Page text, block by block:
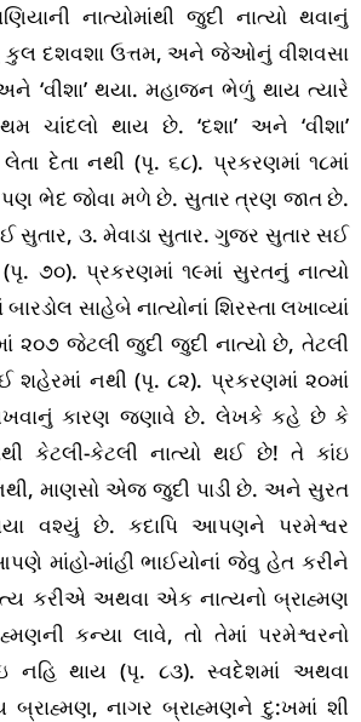
નાત્યોમાંથી જુદી નાત્યો થવાનું
દશવશા ઉત્તમ, અને જેઓનું વીશવસા
‘વીશા’ થયા. મહાજન ભેળું થાય ત્યારે
ચાંદલો થાય છે. ‘દશા’ અને ‘વીશા’
દેતા નથી (પૃ. ૬૮). પ્રકરણમાં ૧૮માં
પણ ભેદ જોવા મળે છે. સુતાર ત્રણ જાત છે.
સુતાર, ૩. મેવાડા સુતાર. ગુજર સુતાર સઈ
૭૦). પ્રકરણમાં ૧૯માં સુરતનું નાત્યો
સાહેબે નાત્યોનાં શિરસ્તા લખાવ્યાં
૨૦૭ જેટલી જુદી જુદી નાત્યો છે, તેટલી
શહેરમાં નથી (પૃ. ૮૨). પ્રકરણમાં ૨૦માં
કારણ જણાવે છે. લેખકે કહે છે કે
કેટલી-કેટલી નાત્યો થઈ છે! તે કાંઇ
નથી, માણસો એજ જુદી પાડી છે. અને સુરત
વશ્યું છે. કદાપિ આપણને પરમેશ્વર
માંહો-માંહી ભાઈયોનાં જેવુ હેત કરીને
કરીએ અથવા એક નાત્યનો બ્રાહ્મણ
કન્યા લાવે, તો તેમાં પરમેશ્વરનો
નહિ થાય (પૃ. ૮૩). સ્વદેશમાં અથવા
નાગર બ્રાહ્મણને દુ:ખમાં શી